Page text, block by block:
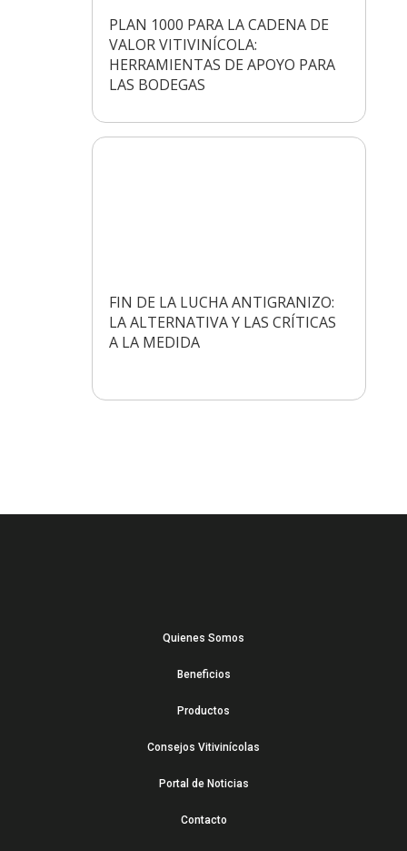
PLAN 1000 PARA LA CADENA DE
VALOR VITIVINÍCOLA:
HERRAMIENTAS DE APOYO PARA
LAS BODEGAS
FIN DE LA LUCHA ANTIGRANIZO:
LA ALTERNATIVA Y LAS CRÍTICAS
A LA MEDIDA
Quienes Somos
Beneficios
Productos
Consejos Vitivinícolas
Portal de Noticias
Contacto